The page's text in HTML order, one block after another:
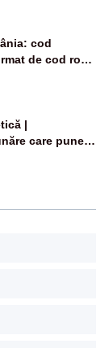
cod
de cod roșu
spre 40°C
|
care pune
era